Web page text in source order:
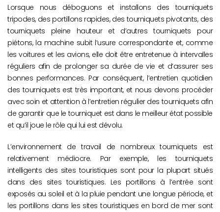
Lorsque nous déboguons et installons des tourniquets
tripodes, des portillons rapides, des tourniquets pivotants, des
tourniquets pleine hauteur et d’autres tourniquets pour
piétons, la machine subit l’usure correspondante et, comme
les voitures et les avions, elle doit être entretenue à intervalles
réguliers afin de prolonger sa durée de vie et d’assurer ses
bonnes performances. Par conséquent, l’entretien quotidien
des tourniquets est très important, et nous devons procéder
avec soin et attention à l’entretien régulier des tourniquets afin
de garantir que le tourniquet est dans le meilleur état possible
et qu’il joue le rôle qui lui est dévolu.
L’environnement de travail de nombreux tourniquets est
relativement médiocre. Par exemple, les tourniquets
intelligents des sites touristiques sont pour la plupart situés
dans des sites touristiques. Les portillons à l’entrée sont
exposés au soleil et à la pluie pendant une longue période, et
les portillons dans les sites touristiques en bord de mer sont